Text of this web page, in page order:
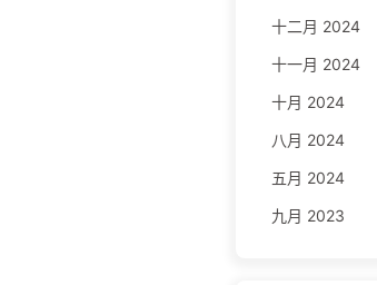
十二月 2024
十一月 2024
十月 2024
八月 2024
五月 2024
九月 2023